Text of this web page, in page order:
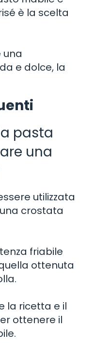
è la scelta
una
e dolce, la
pasta
una
utilizzata
crostata
friabile
ottenuta
la ricetta e il
ottenere il